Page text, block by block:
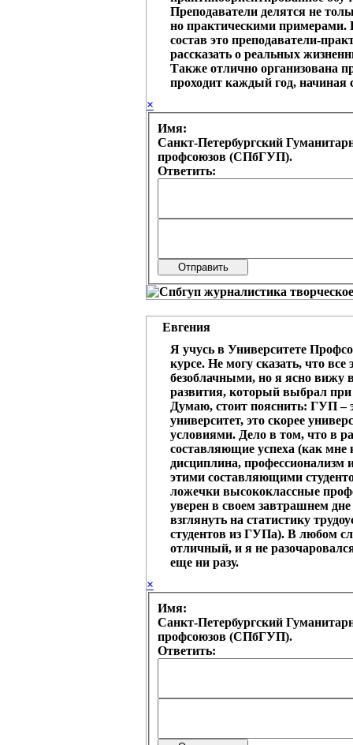
Преподаватели делятся не
но практическими примерами.
состав это преподаватели-
рассказать о реальных
Также отлично организована
проходит каждый год, начиная
×
Имя:
Санкт-Петербургский
профсоюзов (СПбГУП).
Ответить:
Евгения
Я учусь в Университете
курсе. Не могу сказать, что
безоблачными, но я ясно вижу
развития, который выбрал при
Думаю, стоит пояснить: ГУП –
университет, это скорее
условиями. Дело в том, что в
составляющие успеха (как мне
дисциплина, профессионализм
этими составляющими
ложечки высококлассные
уверен в своем завтрашнем дне
взглянуть на статистику
студентов из ГУПа). В любом
отличный, и я не
еще ни разу.
×
Имя:
Санкт-Петербургский
профсоюзов (СПбГУП).
Ответить: